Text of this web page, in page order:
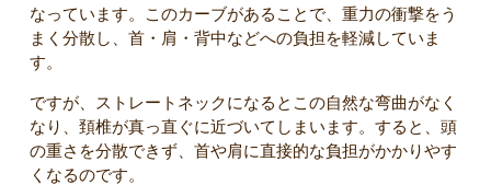
なっています。このカーブがあることで、重力の衝撃をう
まく分散し、首・肩・背中などへの負担を軽減していま
す。
ですが、ストレートネックになるとこの自然な弯曲がなく
なり、頚椎が真っ直ぐに近づいてしまいます。すると、頭
の重さを分散できず、首や肩に直接的な負担がかかりやす
くなるのです。